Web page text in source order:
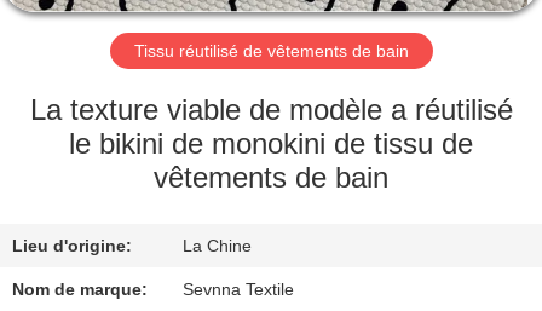
AU
SUJET
DE
NOUS
D'USINE
Tissu réutilisé de vêtements de bain
La texture viable de modèle a réutilisé
le bikini de monokini de tissu de
vêtements de bain
Lieu d'origine: La Chine
Nom de marque: Sevnna Textile